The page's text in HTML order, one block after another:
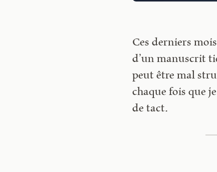
Ces derniers
d’un manuscrit
peut être mal
chaque fois que
de tact.